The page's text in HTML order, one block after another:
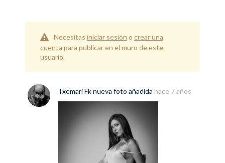
Necesitas iniciar sesión o crear una
cuenta para publicar en el muro de este
usuario.
Txemari Fknueva foto añadida hace 7 años